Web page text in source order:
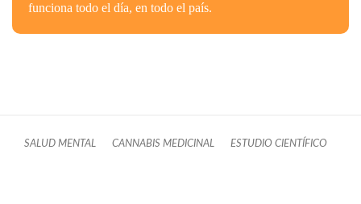
funciona todo el día, en todo el país.
SALUD MENTAL CANNABIS MEDICINAL ESTUDIO CIENTÍFICO